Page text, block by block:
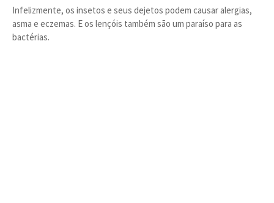
Infelizmente, os insetos e seus dejetos podem causar alergias,
asma e eczemas. E os lençóis também são um paraíso para as
bactérias.